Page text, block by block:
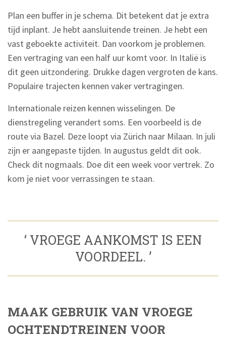
Plan een buffer in je schema. Dit betekent dat je extra
tijd inplant. Je hebt aansluitende treinen. Je hebt een
vast geboekte activiteit. Dan voorkom je problemen.
Een vertraging van een half uur komt voor. In Italië is
dit geen uitzondering. Drukke dagen vergroten de kans.
Populaire trajecten kennen vaker vertragingen.
Internationale reizen kennen wisselingen. De
dienstregeling verandert soms. Een voorbeeld is de
route via Bazel. Deze loopt via Zürich naar Milaan. In juli
zijn er aangepaste tijden. In augustus geldt dit ook.
Check dit nogmaals. Doe dit een week voor vertrek. Zo
kom je niet voor verrassingen te staan.
‘ VROEGE AANKOMST IS EEN
VOORDEEL. ’
MAAK GEBRUIK VAN VROEGE
OCHTENDTREINEN VOOR